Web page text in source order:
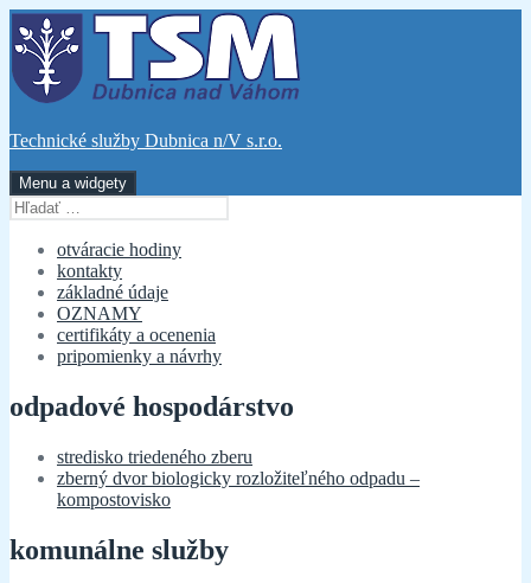
Preskočiť
na
obsah
Technické služby Dubnica n/V s.r.o.
Menu a widgety
Hľadať:
otváracie hodiny
kontakty
základné údaje
OZNAMY
certifikáty a ocenenia
pripomienky a návrhy
odpadové hospodárstvo
stredisko triedeného zberu
zberný dvor biologicky rozložiteľného odpadu –
kompostovisko
komunálne služby